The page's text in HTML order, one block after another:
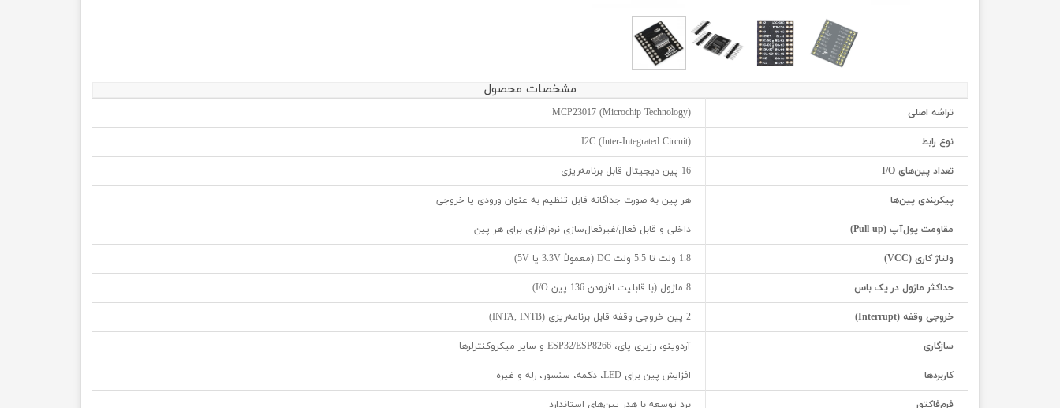
مشخصات محصول
تراشه اصلی MCP23017 (Microchip Technology)
نوع رابط I2C (Inter-Integrated Circuit)
تعداد پین‌های I/O 16 پین دیجیتال قابل برنامه‌ریزی
پیکربندی پین‌ها هر پین به صورت جداگانه قابل تنظیم به عنوان ورودی یا خروجی
مقاومت پول‌آپ (Pull-up) داخلی و قابل فعال/غیرفعال‌سازی نرم‌افزاری برای هر پین
ولتاژ کاری (VCC) 1.8 ولت تا 5.5 ولت DC (معمولاً 3.3V یا 5V)
حداکثر ماژول در یک باس 8 ماژول (با قابلیت افزودن 136 پین I/O)
خروجی وقفه (Interrupt) 2 پین خروجی وقفه قابل برنامه‌ریزی (INTA, INTB)
سازگاری آردوینو، رزبری پای، ESP32/ESP8266 و سایر میکروکنترلرها
کاربردها افزایش پین برای LED، دکمه، سنسور، رله و غیره
فرم‌فاکتور برد توسعه با هدر پین‌های استاندارد